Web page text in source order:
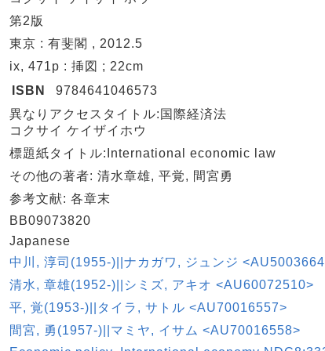
第2版
東京 : 有斐閣 , 2012.5
ix, 471p : 挿図 ; 22cm
ISBN
9784641046573
異なりアクセスタイトル:国際経済法
コクサイ ケイザイホウ
標題紙タイトル:International economic law
その他の著者: 清水章雄, 平覚, 間宮勇
参考文献: 各章末
BB09073820
Japanese
中川, 淳司(1955-)||ナカガワ, ジュンジ
清水, 章雄(1952-)||シミズ, アキオ <AU60072510>
平, 覚(1953-)||タイラ, サトル <AU70016557>
間宮, 勇(1957-)||マミヤ, イサム <AU70016558>